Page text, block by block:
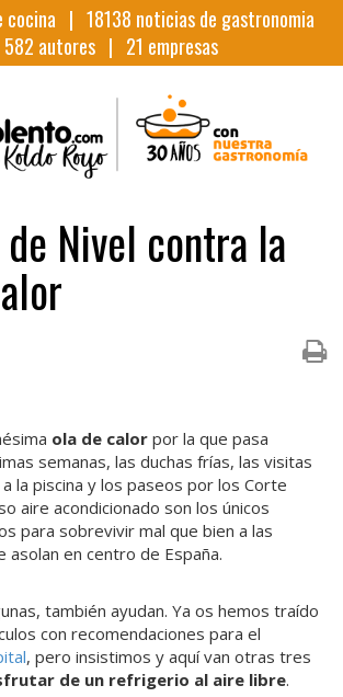
cocina | 18138 noticias de gastronomia
582 autores | 21 empresas
de Nivel contra la
ola de calor por la que pasa
semanas, las duchas frías, las visitas
la piscina y los paseos por los Corte
aire acondicionado son los únicos
para sobrevivir mal que bien a las
en centro de España.
también ayudan. Ya os hemos traído
con recomendaciones para el
, pero insistimos y aquí van otras tres
de un refrigerio al aire libre.